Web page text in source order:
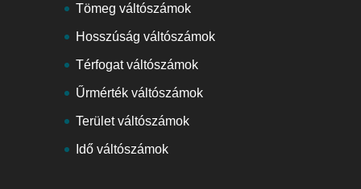
Tömeg váltószámok
Hosszúság váltószámok
Térfogat váltószámok
Űrmérték váltószámok
Terület váltószámok
Idő váltószámok